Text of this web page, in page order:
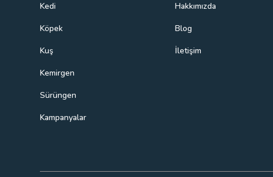
Kedi
Köpek
Kuş
Kemirgen
Sürüngen
Kampanyalar
Hakkımızda
Blog
İletişim